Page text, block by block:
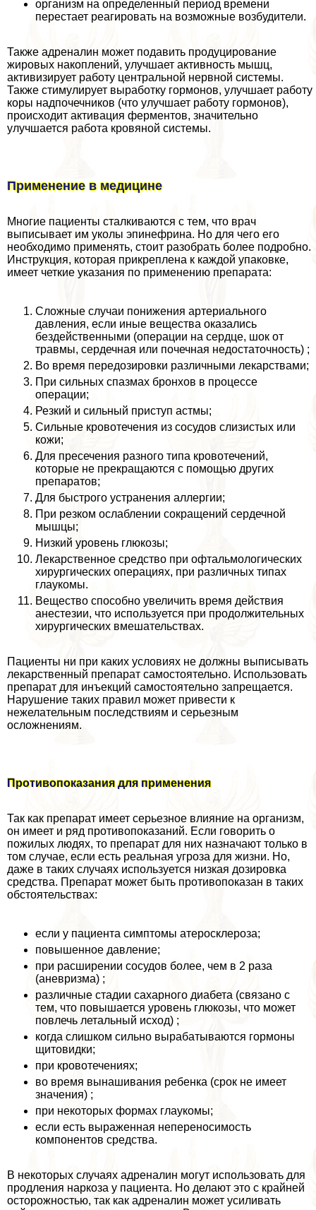
организм на определенный период времени
перестает реагировать на возможные возбудители.
Также адреналин может подавить продуцирование
жировых накоплений, улучшает активность мышц,
активизирует работу центральной нервной системы.
Также стимулирует выработку гормонов, улучшает работу
коры надпочечников (что улучшает работу гормонов),
происходит активация ферментов, значительно
улучшается работа кровяной системы.
Применение в медицине
Многие пациенты сталкиваются с тем, что врач
выписывает им уколы эпинефрина. Но для чего его
необходимо применять, стоит разобрать более подробно.
Инструкция, которая прикреплена к каждой упаковке,
имеет четкие указания по применению препарата:
Сложные случаи понижения артериального
давления, если иные вещества оказались
бездейственными (операции на сердце, шок от
травмы, сердечная или почечная недостаточность) ;
Во время передозировки различными лекарствами;
При сильных спазмах бронхов в процессе
операции;
Резкий и сильный приступ астмы;
Сильные кровотечения из сосудов слизистых или
кожи;
Для пресечения разного типа кровотечений,
которые не прекращаются с помощью других
препаратов;
Для быстрого устранения аллергии;
При резком ослаблении сокращений сердечной
мышцы;
Низкий уровень глюкозы;
Лекарственное средство при офтальмологических
хирургических операциях, при различных типах
глаукомы.
Вещество способно увеличить время действия
анестезии, что используется при продолжительных
хирургических вмешательствах.
Пациенты ни при каких условиях не должны выписывать
лекарственный препарат самостоятельно. Использовать
препарат для инъекций самостоятельно запрещается.
Нарушение таких правил может привести к
нежелательным последствиям и серьезным
осложнениям.
Противопоказания для применения
Так как препарат имеет серьезное влияние на организм,
он имеет и ряд противопоказаний. Если говорить о
пожилых людях, то препарат для них назначают только в
том случае, если есть реальная угроза для жизни. Но,
даже в таких случаях используется низкая дозировка
средства. Препарат может быть противопоказан в таких
обстоятельствах:
если у пациента симптомы атеросклероза;
повышенное давление;
при расширении сосудов более, чем в 2 раза
(аневризма) ;
различные стадии сахарного диабета (связано с
тем, что повышается уровень глюкозы, что может
повлечь летальный исход) ;
когда слишком сильно выpaбатываются гормоны
щитовидки;
при кровотечениях;
во время вынашивания ребенка (срок не имеет
значения) ;
при некоторых формах глаукомы;
если есть выраженная непереносимость
компонентов средства.
В некоторых случаях адреналин могут использовать для
продления наркоза у пациента. Но делают это с крайней
осторожностью, так как адреналин может усиливать